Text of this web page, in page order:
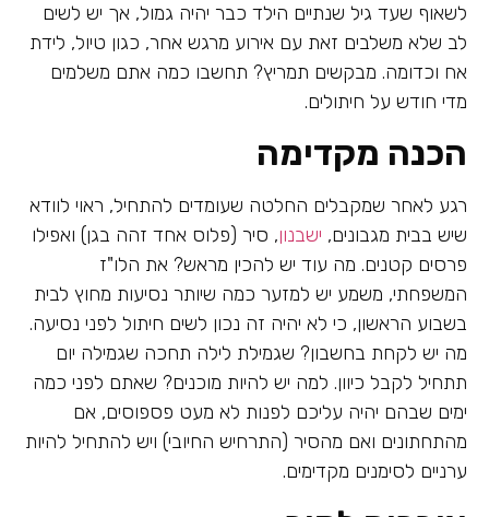
לשאוף שעד גיל שנתיים הילד כבר יהיה גמול, אך יש לשים
לב שלא משלבים זאת עם אירוע מרגש אחר, כגון טיול, לידת
אח וכדומה. מבקשים תמריץ? תחשבו כמה אתם משלמים
מדי חודש על חיתולים.
הכנה מקדימה
רגע לאחר שמקבלים החלטה שעומדים להתחיל, ראוי לוודא
שיש בבית מגבונים, ישבנון, סיר (פלוס אחד זהה בגן) ואפילו
פרסים קטנים. מה עוד יש להכין מראש? את הלו"ז
המשפחתי, משמע יש למזער כמה שיותר נסיעות מחוץ לבית
בשבוע הראשון, כי לא יהיה זה נכון לשים חיתול לפני נסיעה.
מה יש לקחת בחשבון? שגמילת לילה תחכה שגמילה יום
תתחיל לקבל כיוון. למה יש להיות מוכנים? שאתם לפני כמה
ימים שבהם יהיה עליכם לפנות לא מעט פספוסים, אם
מהתחתונים ואם מהסיר (התרחיש החיובי) ויש להתחיל להיות
ערניים לסימנים מקדימים.